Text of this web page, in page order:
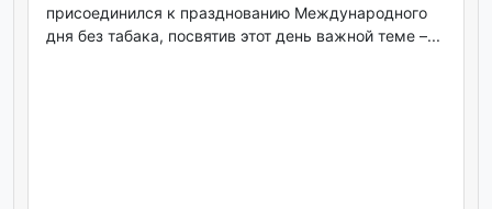
присоединился к празднованию Международного
дня без табака, посвятив этот день важной теме –...